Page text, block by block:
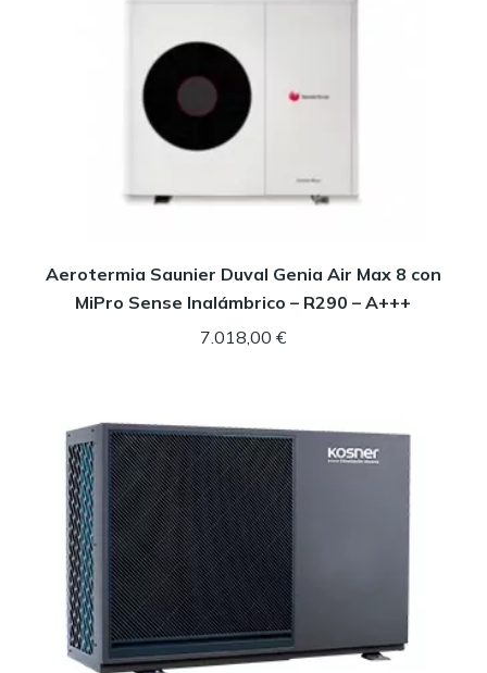
Aerotermia Saunier Duval Genia Air Max 8 con
MiPro Sense Inalámbrico – R290 – A+++
7.018,00 €